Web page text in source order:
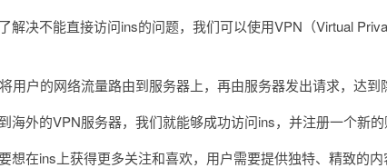
决不能直接访问ins的问题，我们可以使用VPN（Virtual
户的网络流量路由到服务器上，再由服务器发出请求，达到
外的VPN服务器，我们就能够成功访问ins，并注册一个新的
在ins上获得更多关注和喜欢，用户需要提供独特、精致的内